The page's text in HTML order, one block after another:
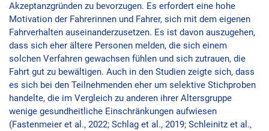
Akzeptanzgründen zu bevorzugen. Es erfordert eine hohe
Motivation der Fahrerinnen und Fahrer, sich mit dem eigenen
Fahrverhalten auseinanderzusetzen. Es ist davon auszugehen,
dass sich eher ältere Personen melden, die sich einem
solchen Verfahren gewachsen fühlen und sich zutrauen, die
Fahrt gut zu bewältigen. Auch in den Studien zeigte sich, dass
es sich bei den Teilnehmenden eher um selektive Stichproben
handelte, die im Vergleich zu anderen ihrer Altersgruppe
wenige gesundheitliche Einschränkungen aufwiesen
(Fastenmeier et al., 2022; Schlag et al., 2019; Schleinitz et al.,